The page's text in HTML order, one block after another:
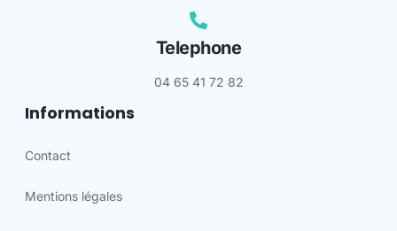
Telephone
04 65 41 72 82
Informations
Contact
Mentions légales